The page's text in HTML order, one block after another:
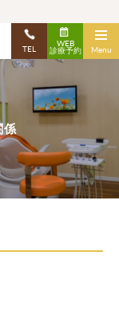
TEL
WEB
診療予約 Menu
係